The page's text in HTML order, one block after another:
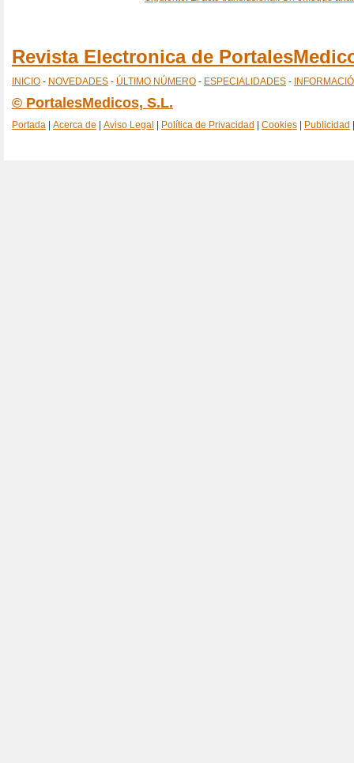
Revista Electronica de
INICIO - NOVEDADES - ÚLTIMO NÚMERO - ESPECIALIDADES -
© PortalesMedicos, S.L.
Portada Acerca de Aviso Legal Política de Privacidad Cookies Publicidad